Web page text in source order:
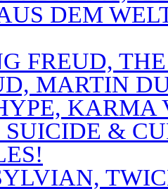
DEM
FREUD,
MARTIN
KARMA
&